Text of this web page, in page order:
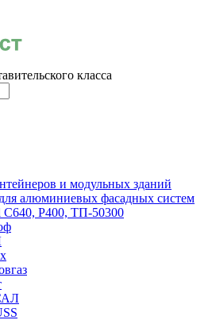
класса
и модульных зданий
алюминиевых фасадных систем
С640, Р400, ТП-50300